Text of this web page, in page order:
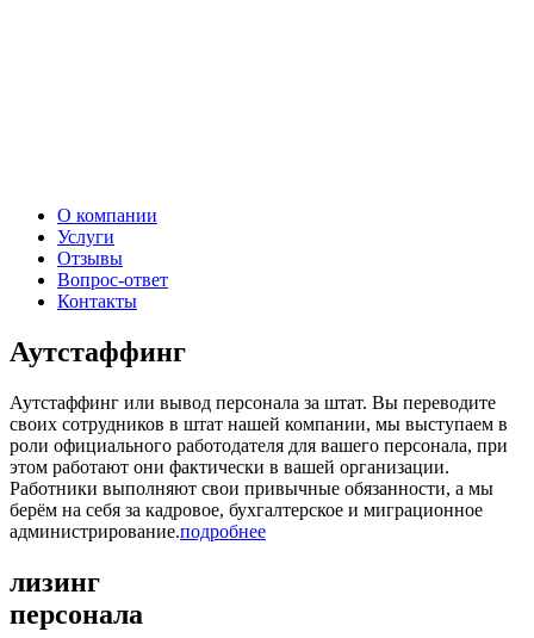
О компании
Услуги
Отзывы
Вопрос-ответ
Контакты
Аутстаффинг
Аутстаффинг или вывод персонала за штат. Вы переводите
своих сотрудников в штат нашей компании, мы выступаем в
роли официального работодателя для вашего персонала, при
этом работают они фактически в вашей организации.
Работники выполняют свои привычные обязанности, а мы
берём на себя за кадровое, бухгалтерское и миграционное
администрирование.подробнее
лизинг
персонала